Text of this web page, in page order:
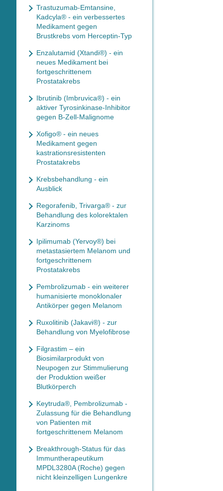
Trastuzumab-Emtansine,
Kadcyla® - ein verbessertes
Medikament gegen
Brustkrebs vom Herceptin-Typ
Enzalutamid (Xtandi®) - ein
neues Medikament bei
fortgeschrittenem
Prostatakrebs
Ibrutinib (Imbruvica®) - ein
aktiver Tyrosinkinase-Inhibitor
gegen B-Zell-Malignome
Xofigo® - ein neues
Medikament gegen
kastrationsresistenten
Prostatakrebs
Krebsbehandlung - ein
Ausblick
Regorafenib, Trivarga® - zur
Behandlung des kolorektalen
Karzinoms
Ipilimumab (Yervoy®) bei
metastasiertem Melanom und
fortgeschrittenem
Prostatakrebs
Pembrolizumab - ein weiterer
humanisierte monoklonaler
Antikörper gegen Melanom
Ruxolitinib (Jakavi®) - zur
Behandlung von Myelofibrose
Filgrastim – ein
Biosimilarprodukt von
Neupogen zur Stimmulierung
der Produktion weißer
Blutkörperch
Keytruda®, Pembrolizumab -
Zulassung für die Behandlung
von Patienten mit
fortgeschrittenem Melanom
Breakthrough-Status für das
Immuntherapeutikum
MPDL3280A (Roche) gegen
nicht kleinzelligen Lungenkre